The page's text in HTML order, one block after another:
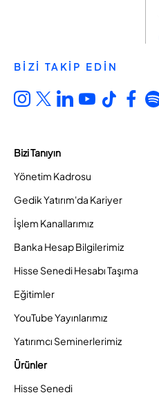
BİZİ TAKİP EDİN
Bizi Tanıyın
Yönetim Kadrosu
Gedik Yatırım'da Kariyer
İşlem Kanallarımız
Banka Hesap Bilgilerimiz
Hisse Senedi Hesabı Taşıma
Eğitimler
YouTube Yayınlarımız
Yatırımcı Seminerlerimiz
Ürünler
Hisse Senedi